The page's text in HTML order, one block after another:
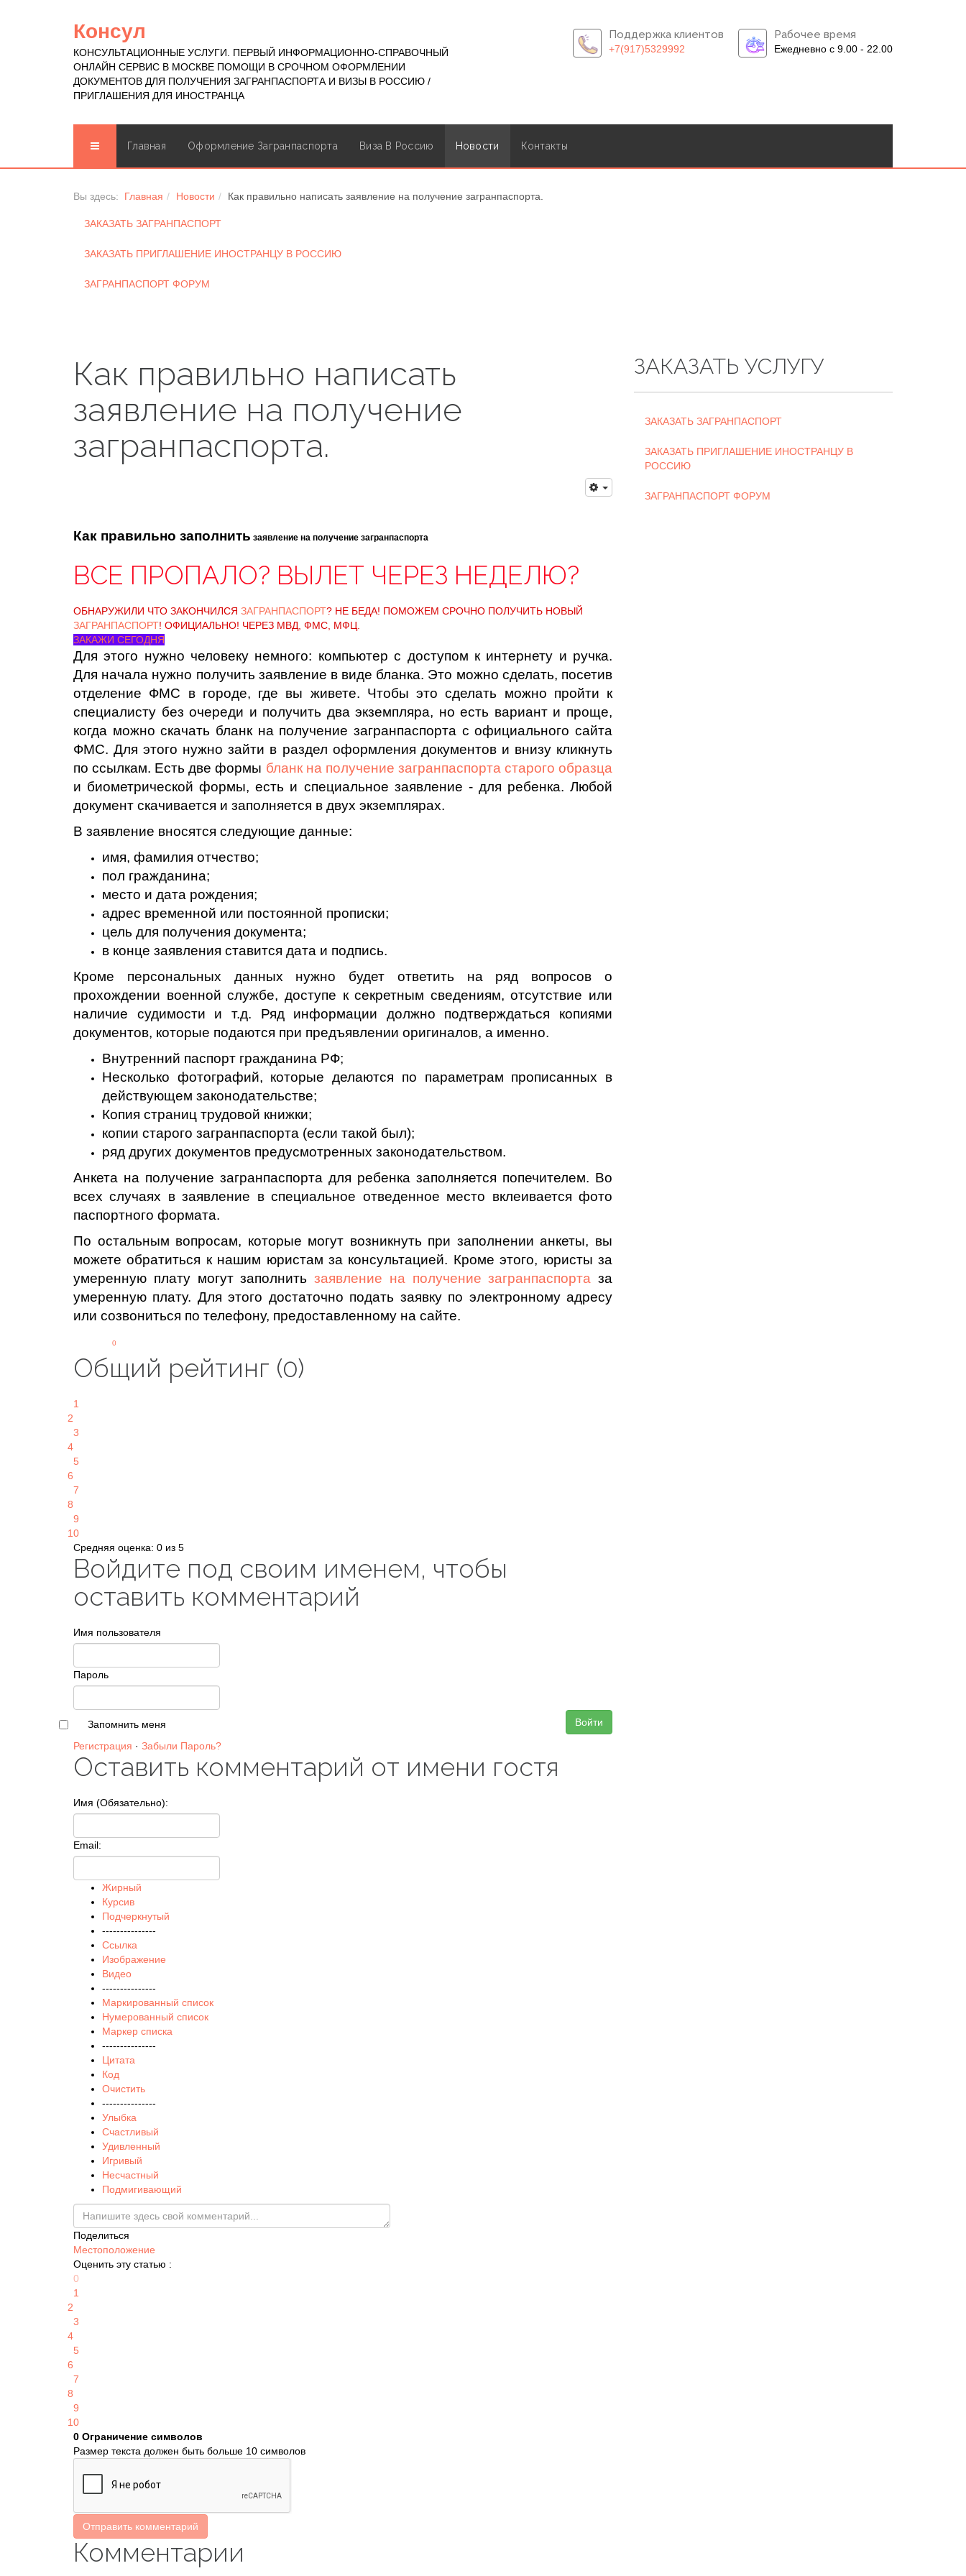
Консул
КОНСУЛЬТАЦИОННЫЕ УСЛУГИ. ПЕРВЫЙ ИНФОРМАЦИОННО-СПРАВОЧНЫЙ
ОНЛАЙН СЕРВИС В МОСКВЕ ПОМОЩИ В СРОЧНОМ ОФОРМЛЕНИИ
ДОКУМЕНТОВ ДЛЯ ПОЛУЧЕНИЯ ЗАГРАНПАСПОРТА И ВИЗЫ В РОССИЮ /
ПРИГЛАШЕНИЯ ДЛЯ ИНОСТРАНЦА
Поддержка клиентов
+7(917)5329992
Рабочее время
Ежедневно с 9.00 - 22.00
Главная Оформление Загранпаспорта Виза В Россию Новости Контакты
Вы здесь: Главная Новости Как правильно написать заявление на получение загранпаспорта.
ЗАКАЗАТЬ ЗАГРАНПАСПОРТ
ЗАКАЗАТЬ ПРИГЛАШЕНИЕ ИНОСТРАНЦУ В РОССИЮ
ЗАГРАНПАСПОРТ ФОРУМ
Как правильно написать
заявление на получение
загранпаспорта.
Как правильно заполнить заявление на получение загранпаспорта
ВСЕ ПРОПАЛО? ВЫЛЕТ ЧЕРЕЗ НЕДЕЛЮ?
ОБНАРУЖИЛИ ЧТО ЗАКОНЧИЛСЯ ЗАГРАНПАСПОРТ? НЕ БЕДА! ПОМОЖЕМ СРОЧНО ПОЛУЧИТЬ НОВЫЙ
ЗАГРАНПАСПОРТ! ОФИЦИАЛЬНО! ЧЕРЕЗ МВД, ФМС, МФЦ.
ЗАКАЖИ СЕГОДНЯ
Для этого нужно человеку немного: компьютер с доступом к интернету и ручка.
Для начала нужно получить заявление в виде бланка. Это можно сделать, посетив
отделение ФМС в городе, где вы живете. Чтобы это сделать можно пройти к
специалисту без очереди и получить два экземпляра, но есть вариант и проще,
когда можно скачать бланк на получение загранпаспорта с официального сайта
ФМС. Для этого нужно зайти в раздел оформления документов и внизу кликнуть
по ссылкам. Есть две формы бланк на получение загранпаспорта старого образца
и биометрической формы, есть и специальное заявление - для ребенка. Любой
документ скачивается и заполняется в двух экземплярах.
В заявление вносятся следующие данные:
имя, фамилия отчество;
пол гражданина;
место и дата рождения;
адрес временной или постоянной прописки;
цель для получения документа;
в конце заявления ставится дата и подпись.
Кроме персональных данных нужно будет ответить на ряд вопросов о
прохождении военной службе, доступе к секретным сведениям, отсутствие или
наличие судимости и т.д. Ряд информации должно подтверждаться копиями
документов, которые подаются при предъявлении оригиналов, а именно.
Внутренний паспорт гражданина РФ;
Несколько фотографий, которые делаются по параметрам прописанных в
действующем законодательстве;
Копия страниц трудовой книжки;
копии старого загранпаспорта (если такой был);
ряд других документов предусмотренных законодательством.
Анкета на получение загранпаспорта для ребенка заполняется попечителем. Во
всех случаях в заявление в специальное отведенное место вклеивается фото
паспортного формата.
По остальным вопросам, которые могут возникнуть при заполнении анкеты, вы
можете обратиться к нашим юристам за консультацией. Кроме этого, юристы за
умеренную плату могут заполнить заявление на получение загранпаспорта за
умеренную плату. Для этого достаточно подать заявку по электронному адресу
или созвониться по телефону, предоставленному на сайте.
0
Общий рейтинг (0)
1
2
3
4
5
6
7
8
9
10
Средняя оценка: 0 из 5
Войдите под своим именем, чтобы
оставить комментарий
Имя пользователя
Пароль
Войти
Запомнить меня
Регистрация · Забыли Пароль?
Оставить комментарий от имени гостя
Имя (Обязательно):
Email:
Жирный
Курсив
Подчеркнутый
---------------
Ссылка
Изображение
Видео
---------------
Маркированный список
Нумерованный список
Маркер списка
---------------
Цитата
Код
Очистить
---------------
Улыбка
Счастливый
Удивленный
Игривый
Несчастный
Подмигивающий
Поделиться
Местоположение
Оценить эту статью :
0
1
2
3
4
5
6
7
8
9
10
0 Ограничение символов
Размер текста должен быть больше 10 символов
Отправить комментарий
Комментарии
ЗАКАЗАТЬ УСЛУГУ
ЗАКАЗАТЬ ЗАГРАНПАСПОРТ
ЗАКАЗАТЬ ПРИГЛАШЕНИЕ ИНОСТРАНЦУ В
РОССИЮ
ЗАГРАНПАСПОРТ ФОРУМ